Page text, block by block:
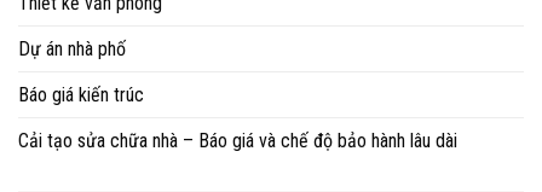
Dự án nhà phố
Báo giá kiến trúc
Cải tạo sửa chữa nhà – Báo giá và chế độ bảo hành lâu dài